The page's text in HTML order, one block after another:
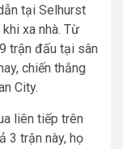
tại Selhurst
xa nhà. Từ
trận đấu tại sân
chiến thắng
City.
liên tiếp trên
3 trận này, họ